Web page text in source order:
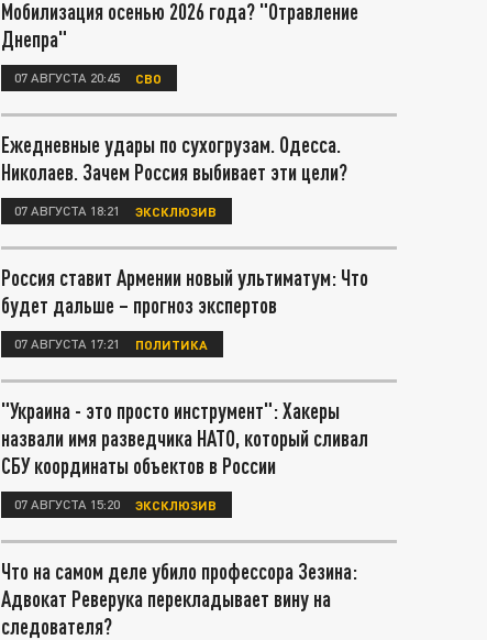
Мобилизация осенью 2026 года? "Отравление
Днепра"
07 АВГУСТА 20:45 СВО
Ежедневные удары по сухогрузам. Одесса.
Николаев. Зачем Россия выбивает эти цели?
07 АВГУСТА 18:21 ЭКСКЛЮЗИВ
Россия ставит Армении новый ультиматум: Что
будет дальше – прогноз экспертов
07 АВГУСТА 17:21 ПОЛИТИКА
"Украина - это просто инструмент": Хакеры
назвали имя разведчика НАТО, который сливал
СБУ координаты объектов в России
07 АВГУСТА 15:20 ЭКСКЛЮЗИВ
Что на самом деле убило профессора Зезина:
Адвокат Реверука перекладывает вину на
следователя?